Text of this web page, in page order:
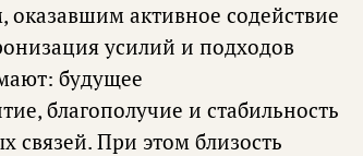
активное содействие
усилий и подходов
будущее
благополучие и стабильность
связей. При этом близость